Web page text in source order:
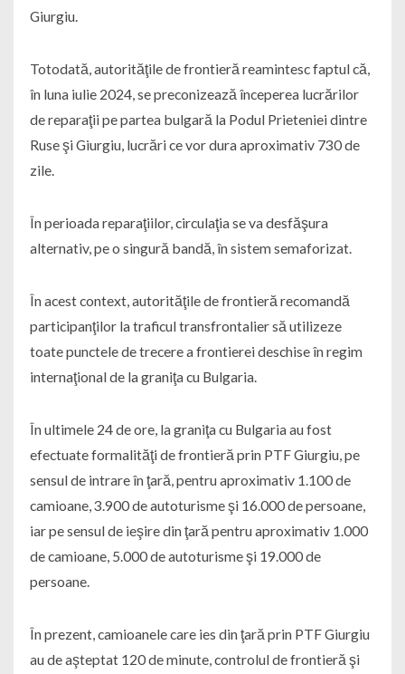
Giurgiu.
Totodată, autorităţile de frontieră reamintesc faptul că,
în luna iulie 2024, se preconizează începerea lucrărilor
de reparaţii pe partea bulgară la Podul Prieteniei dintre
Ruse şi Giurgiu, lucrări ce vor dura aproximativ 730 de
zile.
În perioada reparaţiilor, circulaţia se va desfăşura
alternativ, pe o singură bandă, în sistem semaforizat.
În acest context, autorităţile de frontieră recomandă
participanţilor la traficul transfrontalier să utilizeze
toate punctele de trecere a frontierei deschise în regim
internaţional de la graniţa cu Bulgaria.
În ultimele 24 de ore, la graniţa cu Bulgaria au fost
efectuate formalităţi de frontieră prin PTF Giurgiu, pe
sensul de intrare în ţară, pentru aproximativ 1.100 de
camioane, 3.900 de autoturisme şi 16.000 de persoane,
iar pe sensul de ieşire din ţară pentru aproximativ 1.000
de camioane, 5.000 de autoturisme şi 19.000 de
persoane.
În prezent, camioanele care ies din ţară prin PTF Giurgiu
au de aşteptat 120 de minute, controlul de frontieră şi